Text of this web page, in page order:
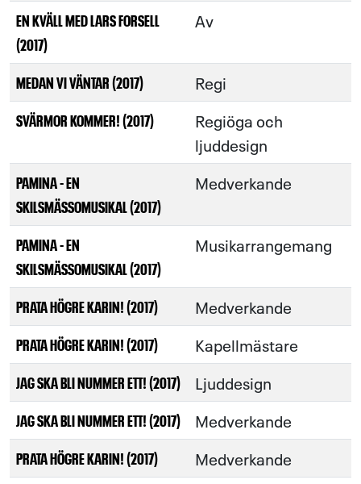
EN KVÄLL MED LARS FORSELL
(2017)
Av
MEDAN VI VÄNTAR (2017) Regi
SVÄRMOR KOMMER! (2017)
Regiöga och
ljuddesign
PAMINA - EN
SKILSMÄSSOMUSIKAL (2017)
Medverkande
PAMINA - EN
SKILSMÄSSOMUSIKAL (2017)
Musikarrangemang
PRATA HÖGRE KARIN! (2017) Medverkande
PRATA HÖGRE KARIN! (2017) Kapellmästare
JAG SKA BLI NUMMER ETT! (2017) Ljuddesign
JAG SKA BLI NUMMER ETT! (2017) Medverkande
PRATA HÖGRE KARIN! (2017) Medverkande